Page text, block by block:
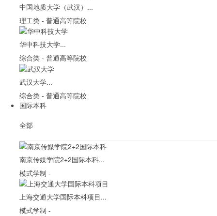
中国地质大学（武汉）...
理工类 - 普通高等院校
华中科技大学...
综合类 - 普通高等院校
武汉大学...
综合类 - 普通高等院校
国际本科
全部
南京传媒学院2+2国际本科...
模式学制 -
上海交通大学国际本科项目...
模式学制 -